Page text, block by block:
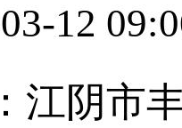
12
江阴市